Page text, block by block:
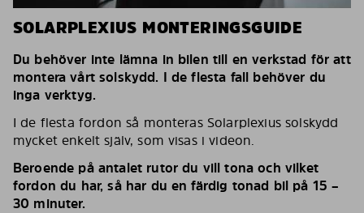
SOLARPLEXIUS MONTERINGSGUIDE
Du behöver inte lämna in bilen till en verkstad för att
montera vårt solskydd. I de flesta fall behöver du
inga verktyg.
I de flesta fordon så monteras Solarplexius solskydd
mycket enkelt själv, som visas i videon.
Beroende på antalet rutor du vill tona och vilket
fordon du har, så har du en färdig tonad bil på 15 –
30 minuter.